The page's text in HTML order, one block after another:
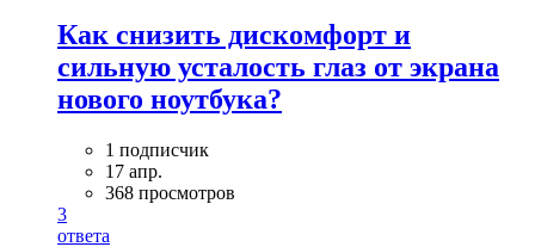
Как снизить дискомфорт и
сильную усталость глаз от экрана
нового ноутбука?
1 подписчик
17 апр.
368 просмотров
3
ответа